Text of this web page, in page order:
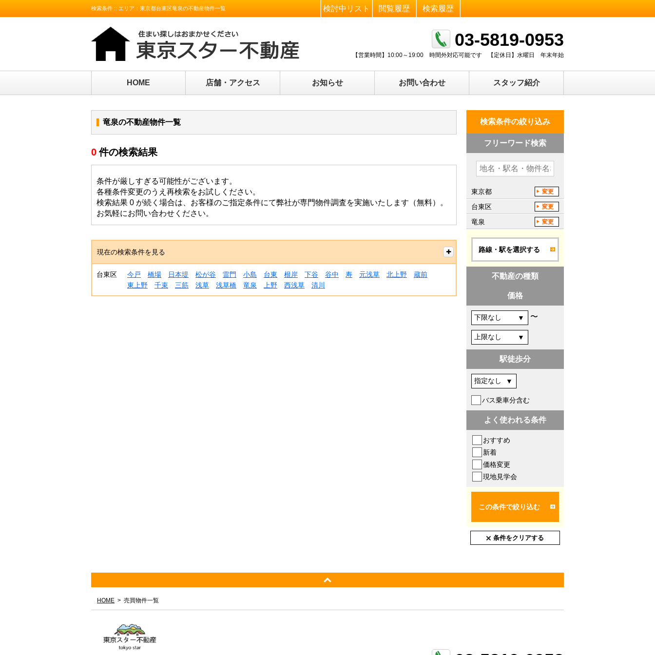
検索条件 :: エリア：東京都台東区竜泉の不動産物件一覧 検討中リスト 閲覧履歴 検索履歴
03-5819-0953
【営業時間】 10:00～19:00 時間外対応可能です 【定休日】 水曜日 年末年始
HOME 店舗・アクセス お知らせ お問い合わせ スタッフ紹介
竜泉の不動産物件一覧
0 件の検索結果
条件が厳しすぎる可能性がございます。
各種条件変更のうえ再検索をお試しください。
検索結果 0 が続く場合は、お客様のご指定条件にて弊社が専門物件調査を実施いたします（無料）。
お気軽にお問い合わせください。
現在の検索条件を見る
台東区 今戸 橋場 日本堤 松が谷 雷門 小島 台東 根岸 下谷 谷中 寿 元浅草 北上野
蔵前
東上野
千束 三筋 浅草 浅草橋 竜泉 上野 西浅草 清川
検索条件の絞り込み
フリーワード検索
東京都 変更
台東区 変更
竜泉 変更
路線・駅を選択する
不動産の種類
価格
〜
駅徒歩分
バス乗車分含む
よく使われる条件
おすすめ
新着
価格変更
現地見学会
この条件で絞り込む
条件をクリアする
HOME 売買物件一覧